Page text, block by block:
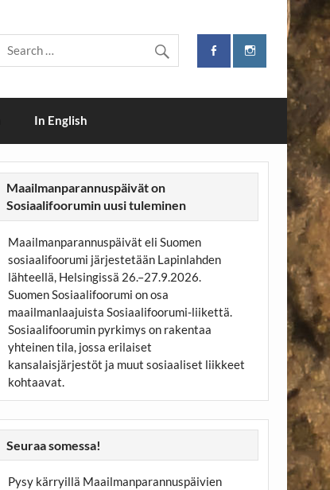
In English
Maailmanparannuspäivät on
Sosiaalifoorumin uusi tuleminen
Maailmanparannuspäivät eli Suomen
sosiaalifoorumi järjestetään Lapinlahden
lähteellä, Helsingissä 26.–27.9.2026.
Suomen Sosiaalifoorumi on osa
maailmanlaajuista Sosiaalifoorumi-liikettä.
Sosiaalifoorumin pyrkimys on rakentaa
yhteinen tila, jossa erilaiset
kansalaisjärjestöt ja muut sosiaaliset liikkeet
kohtaavat.
Seuraa somessa!
Pysy kärryillä Maailmanparannuspäivien